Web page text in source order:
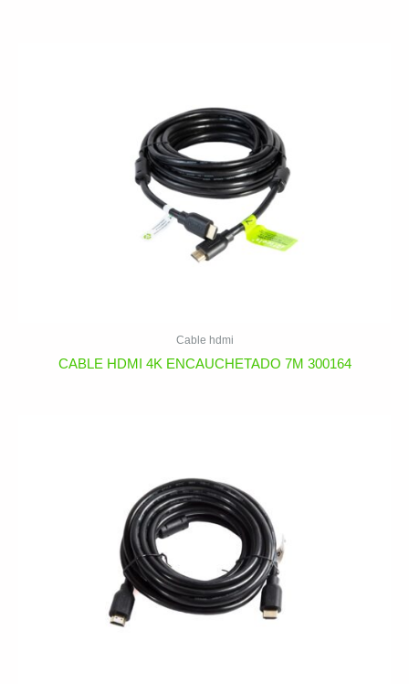
Cable hdmi
CABLE HDMI 4K ENCAUCHETADO 7M 300164